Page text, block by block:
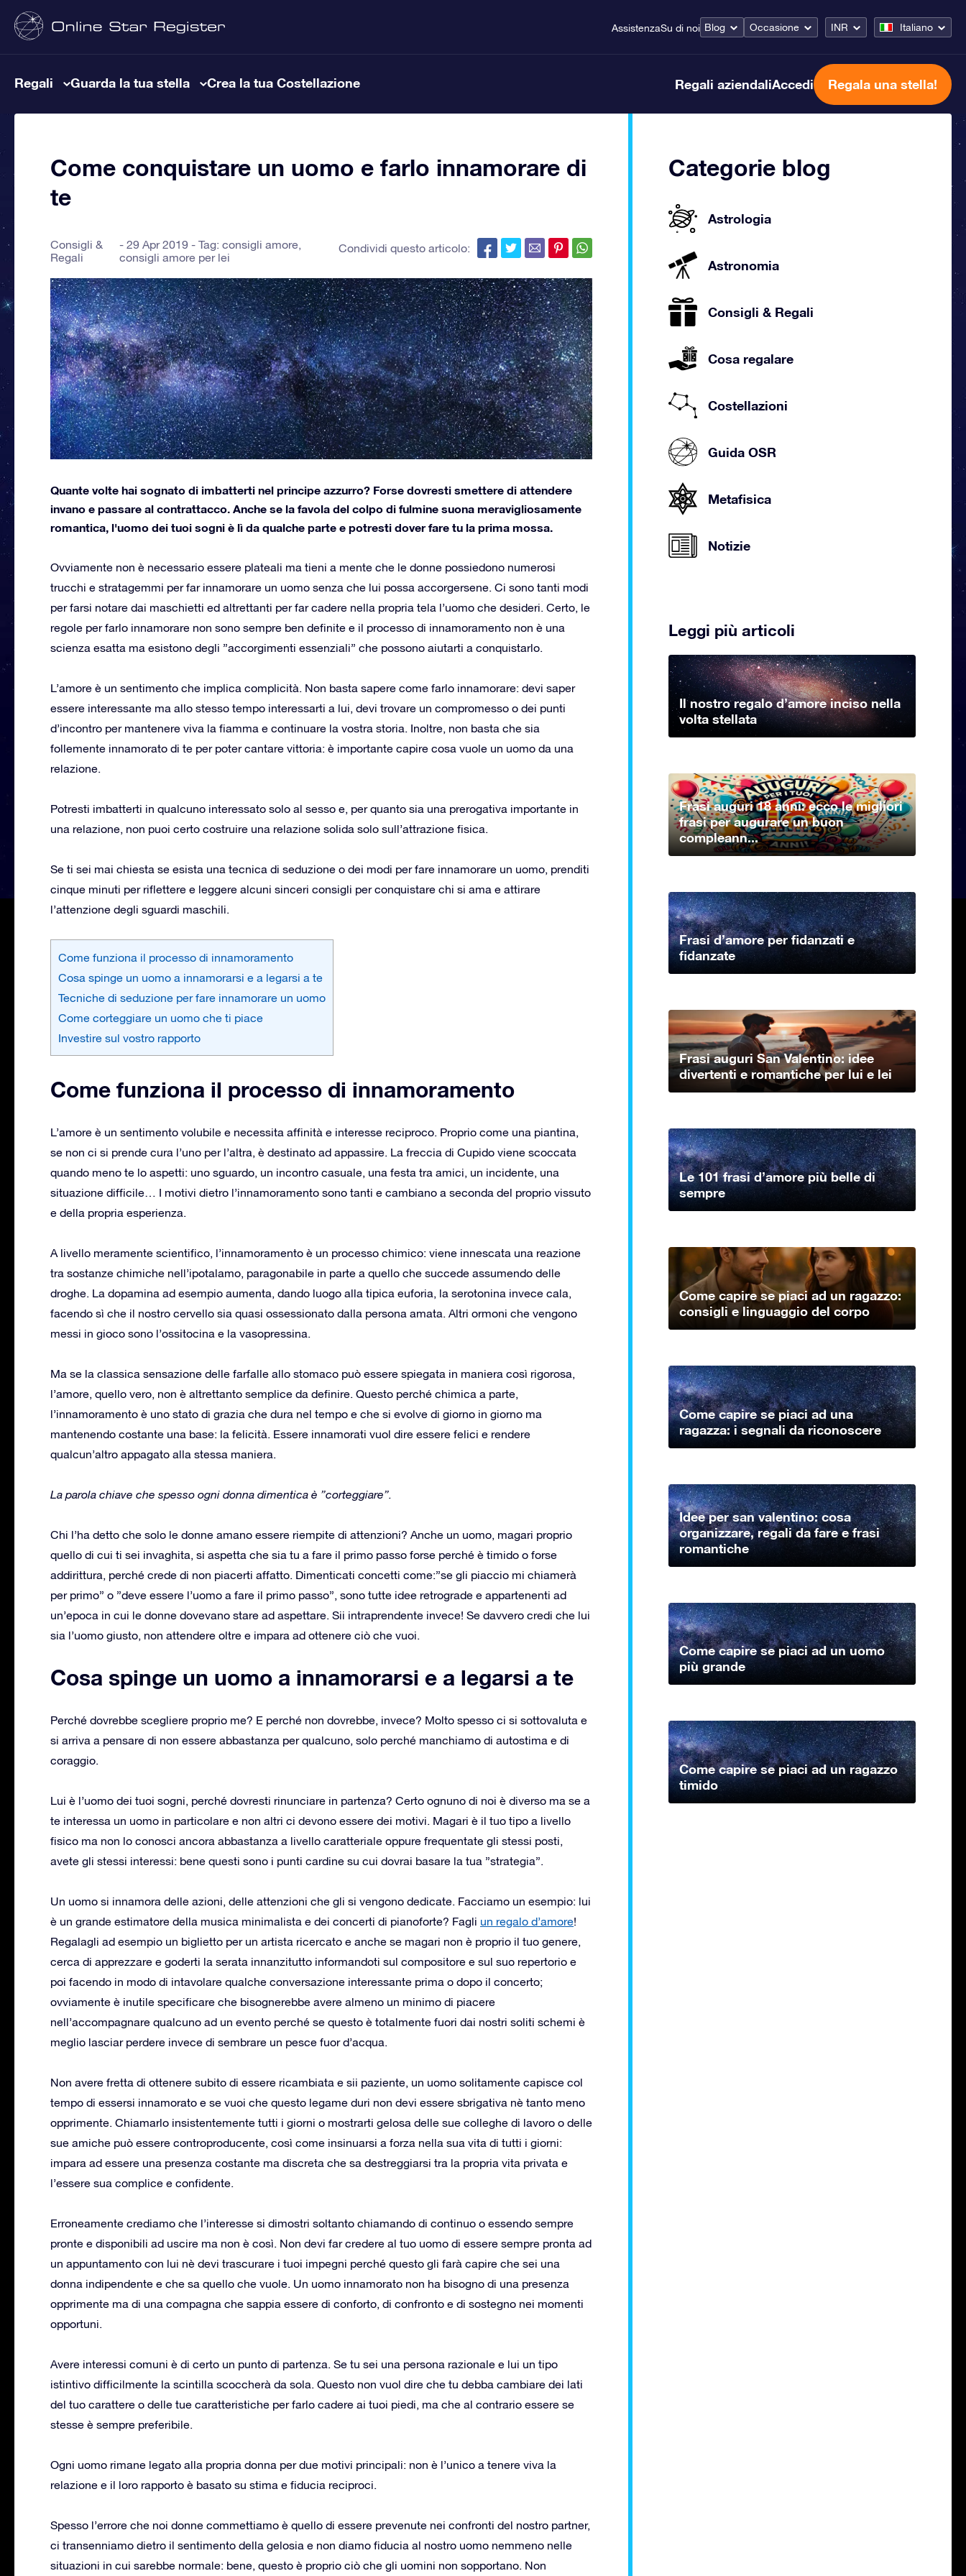
AssistenzaSu di noi Blog Occasione INR Italiano
Regali Guarda la tua stella Crea la tua Costellazione Regali aziendaliAccedi Regala una stella!
Come conquistare un uomo e farlo innamorare di
te
Consigli &
Regali
29 Apr 2019 - Tag:consigli amore,
consigli amore per lei
Condividi questo articolo:
Quante volte hai sognato di imbatterti nel principe azzurro? Forse dovresti smettere di attendere
invano e passare al contrattacco. Anche se la favola del colpo di fulmine suona meravigliosamente
romantica, l'uomo dei tuoi sogni è lì da qualche parte e potresti dover fare tu la prima mossa.
Ovviamente non è necessario essere plateali ma tieni a mente che le donne possiedono numerosi
trucchi e stratagemmi per far innamorare un uomo senza che lui possa accorgersene. Ci sono tanti modi
per farsi notare dai maschietti ed altrettanti per far cadere nella propria tela l’uomo che desideri. Certo, le
regole per farlo innamorare non sono sempre ben definite e il processo di innamoramento non è una
scienza esatta ma esistono degli ”accorgimenti essenziali” che possono aiutarti a conquistarlo.
L’amore è un sentimento che implica complicità. Non basta sapere come farlo innamorare: devi saper
essere interessante ma allo stesso tempo interessarti a lui, devi trovare un compromesso o dei punti
d’incontro per mantenere viva la fiamma e continuare la vostra storia. Inoltre, non basta che sia
follemente innamorato di te per poter cantare vittoria: è importante capire cosa vuole un uomo da una
relazione.
Potresti imbatterti in qualcuno interessato solo al sesso e, per quanto sia una prerogativa importante in
una relazione, non puoi certo costruire una relazione solida solo sull’attrazione fisica.
Se ti sei mai chiesta se esista una tecnica di seduzione o dei modi per fare innamorare un uomo, prenditi
cinque minuti per riflettere e leggere alcuni sinceri consigli per conquistare chi si ama e attirare
l’attenzione degli sguardi maschili.
Come funziona il processo di innamoramento
Cosa spinge un uomo a innamorarsi e a legarsi a te
Tecniche di seduzione per fare innamorare un uomo
Come corteggiare un uomo che ti piace
Investire sul vostro rapporto
Come funziona il processo di innamoramento
L’amore è un sentimento volubile e necessita affinità e interesse reciproco. Proprio come una piantina,
se non ci si prende cura l’uno per l’altra, è destinato ad appassire. La freccia di Cupido viene scoccata
quando meno te lo aspetti: uno sguardo, un incontro casuale, una festa tra amici, un incidente, una
situazione difficile… I motivi dietro l’innamoramento sono tanti e cambiano a seconda del proprio vissuto
e della propria esperienza.
A livello meramente scientifico, l’innamoramento è un processo chimico: viene innescata una reazione
tra sostanze chimiche nell’ipotalamo, paragonabile in parte a quello che succede assumendo delle
droghe. La dopamina ad esempio aumenta, dando luogo alla tipica euforia, la serotonina invece cala,
facendo sì che il nostro cervello sia quasi ossessionato dalla persona amata. Altri ormoni che vengono
messi in gioco sono l’ossitocina e la vasopressina.
Ma se la classica sensazione delle farfalle allo stomaco può essere spiegata in maniera così rigorosa,
l’amore, quello vero, non è altrettanto semplice da definire. Questo perché chimica a parte,
l’innamoramento è uno stato di grazia che dura nel tempo e che si evolve di giorno in giorno ma
mantenendo costante una base: la felicità. Essere innamorati vuol dire essere felici e rendere
qualcun’altro appagato alla stessa maniera.
La parola chiave che spesso ogni donna dimentica è ”corteggiare”.
Chi l’ha detto che solo le donne amano essere riempite di attenzioni? Anche un uomo, magari proprio
quello di cui ti sei invaghita, si aspetta che sia tu a fare il primo passo forse perché è timido o forse
addirittura, perché crede di non piacerti affatto. Dimenticati concetti come:”se gli piaccio mi chiamerà
per primo” o ”deve essere l’uomo a fare il primo passo”, sono tutte idee retrograde e appartenenti ad
un’epoca in cui le donne dovevano stare ad aspettare. Sii intraprendente invece! Se davvero credi che lui
sia l’uomo giusto, non attendere oltre e impara ad ottenere ciò che vuoi.
Cosa spinge un uomo a innamorarsi e a legarsi a te
Perché dovrebbe scegliere proprio me? E perché non dovrebbe, invece? Molto spesso ci si sottovaluta e
si arriva a pensare di non essere abbastanza per qualcuno, solo perché manchiamo di autostima e di
coraggio.
Lui è l’uomo dei tuoi sogni, perché dovresti rinunciare in partenza? Certo ognuno di noi è diverso ma se a
te interessa un uomo in particolare e non altri ci devono essere dei motivi. Magari è il tuo tipo a livello
fisico ma non lo conosci ancora abbastanza a livello caratteriale oppure frequentate gli stessi posti,
avete gli stessi interessi: bene questi sono i punti cardine su cui dovrai basare la tua ”strategia”.
Un uomo si innamora delle azioni, delle attenzioni che gli si vengono dedicate. Facciamo un esempio: lui
è un grande estimatore della musica minimalista e dei concerti di pianoforte? Fagli un regalo d’amore!
Regalagli ad esempio un biglietto per un artista ricercato e anche se magari non è proprio il tuo genere,
cerca di apprezzare e goderti la serata innanzitutto informandoti sul compositore e sul suo repertorio e
poi facendo in modo di intavolare qualche conversazione interessante prima o dopo il concerto;
ovviamente è inutile specificare che bisognerebbe avere almeno un minimo di piacere
nell’accompagnare qualcuno ad un evento perché se questo è totalmente fuori dai nostri soliti schemi è
meglio lasciar perdere invece di sembrare un pesce fuor d’acqua.
Non avere fretta di ottenere subito di essere ricambiata e sii paziente, un uomo solitamente capisce col
tempo di essersi innamorato e se vuoi che questo legame duri non devi essere sbrigativa nè tanto meno
opprimente. Chiamarlo insistentemente tutti i giorni o mostrarti gelosa delle sue colleghe di lavoro o delle
sue amiche può essere controproducente, così come insinuarsi a forza nella sua vita di tutti i giorni:
impara ad essere una presenza costante ma discreta che sa destreggiarsi tra la propria vita privata e
l’essere sua complice e confidente.
Erroneamente crediamo che l’interesse si dimostri soltanto chiamando di continuo o essendo sempre
pronte e disponibili ad uscire ma non è così. Non devi far credere al tuo uomo di essere sempre pronta ad
un appuntamento con lui nè devi trascurare i tuoi impegni perché questo gli farà capire che sei una
donna indipendente e che sa quello che vuole. Un uomo innamorato non ha bisogno di una presenza
opprimente ma di una compagna che sappia essere di conforto, di confronto e di sostegno nei momenti
opportuni.
Avere interessi comuni è di certo un punto di partenza. Se tu sei una persona razionale e lui un tipo
istintivo difficilmente la scintilla scoccherà da sola. Questo non vuol dire che tu debba cambiare dei lati
del tuo carattere o delle tue caratteristiche per farlo cadere ai tuoi piedi, ma che al contrario essere se
stesse è sempre preferibile.
Ogni uomo rimane legato alla propria donna per due motivi principali: non è l’unico a tenere viva la
relazione e il loro rapporto è basato su stima e fiducia reciproci.
Spesso l’errore che noi donne commettiamo è quello di essere prevenute nei confronti del nostro partner,
ci transenniamo dietro il sentimento della gelosia e non diamo fiducia al nostro uomo nemmeno nelle
situazioni in cui sarebbe normale: bene, questo è proprio ciò che gli uomini non sopportano. Non
Categorie blog
Astrologia
Astronomia
Consigli & Regali
Cosa regalare
Costellazioni
Guida OSR
Metafisica
Notizie
Leggi più articoli
Il nostro regalo d’amore inciso nella
volta stellata
Frasi auguri 18 anni: ecco le migliori
frasi per augurare un buon
compleann...
Frasi d’amore per fidanzati e
fidanzate
Frasi auguri San Valentino: idee
divertenti e romantiche per lui e lei
Le 101 frasi d’amore più belle di
sempre
Come capire se piaci ad un ragazzo:
consigli e linguaggio del corpo
Come capire se piaci ad una
ragazza: i segnali da riconoscere
Idee per san valentino: cosa
organizzare, regali da fare e frasi
romantiche
Come capire se piaci ad un uomo
più grande
Come capire se piaci ad un ragazzo
timido